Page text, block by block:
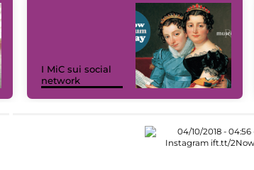
I MiC sui social
network